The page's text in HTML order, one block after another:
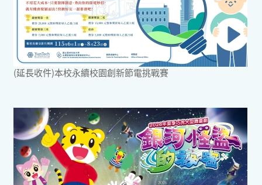
(延長收件)本校永續校園創新節電挑戰賽